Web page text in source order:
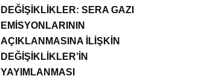
DEĞİŞİKLİKLER: SERA GAZI
EMİSYONLARININ
AÇIKLANMASINA İLİŞKİN
DEĞİŞİKLİKLER’İN
YAYIMLANMASI